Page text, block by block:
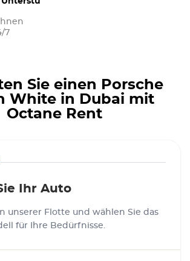
7
Sie einen Porsche
White in Dubai mit
Octane Rent
Ihr Auto
unserer Flotte und wählen Sie das
für Ihre Bedürfnisse.